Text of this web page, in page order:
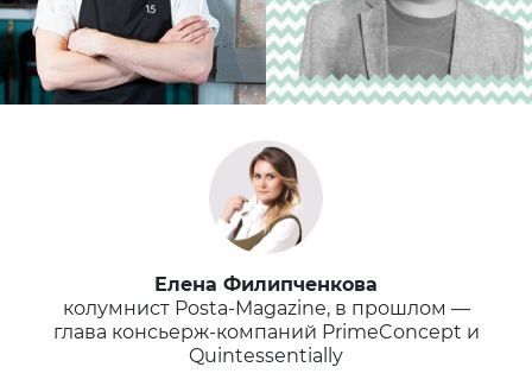
Елена Филипченкова
колумнист Posta-Magazine, в прошлом —
глава консьерж-компаний PrimeConcept и
Quintessentially